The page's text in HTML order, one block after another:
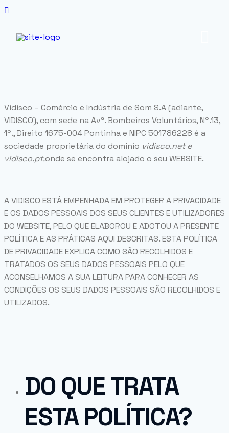
Vidisco – Comércio e Indústria de Som S.A (adiante,
VIDISCO), com sede na Avª. Bombeiros Voluntários, Nº.13,
1º., Direito 1675-004 Pontinha e NIPC 501786228 é a
sociedade proprietária do domínio vidisco.net e
vidisco.pt,onde se encontra alojado o seu WEBSITE.
A VIDISCO ESTÁ EMPENHADA EM PROTEGER A PRIVACIDADE
E OS DADOS PESSOAIS DOS SEUS CLIENTES E UTILIZADORES
DO WEBSITE, PELO QUE ELABOROU E ADOTOU A PRESENTE
POLÍTICA E AS PRÁTICAS AQUI DESCRITAS. ESTA POLÍTICA
DE PRIVACIDADE EXPLICA COMO SÃO RECOLHIDOS E
TRATADOS OS SEUS DADOS PESSOAIS PELO QUE
ACONSELHAMOS A SUA LEITURA PARA CONHECER AS
CONDIÇÕES OS SEUS DADOS PESSOAIS SÃO RECOLHIDOS E
UTILIZADOS.
DO QUE TRATA
ESTA POLÍTICA?